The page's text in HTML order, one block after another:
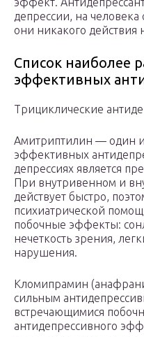
депрессии, на
они никакого действия
Список наиболее
эффективных
Трициклические
Амитриптилин — один
эффективных
депрессиях является
При внутривенном и
действует быстро,
психиатрической
побочные эффекты:
нечеткость зрения,
нарушения.
Кломипрамин
сильным
встречающимися
антидепрессивного